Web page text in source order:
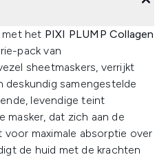
met het PIXI PLUMP Collagen
pack van
sheetmaskers, verrijkt
samengestelde
levendige teint
masker, dat zich aan de
maximale absorptie over
de huid met de krachten